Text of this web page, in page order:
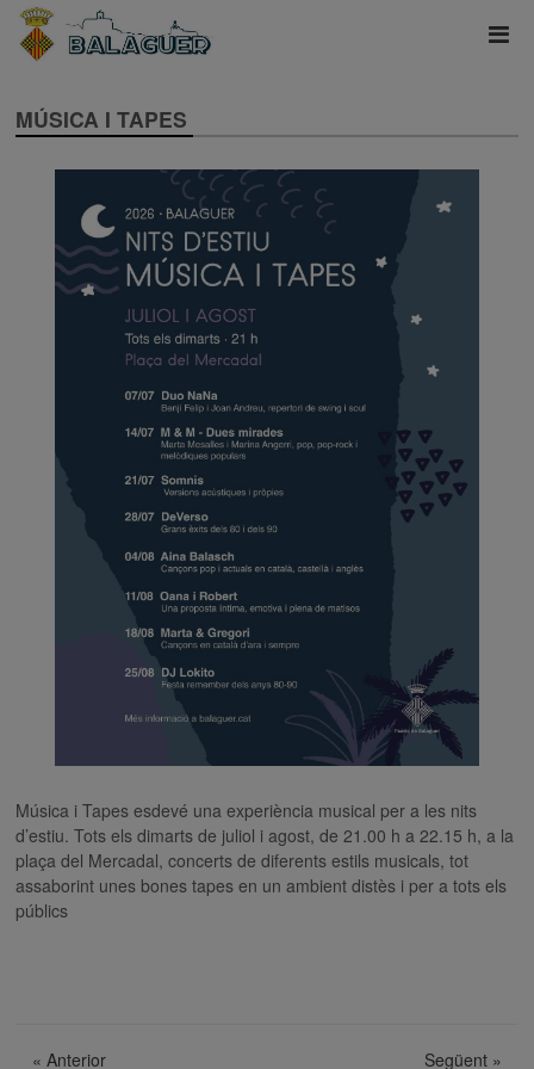
MÚSICA I TAPES
Música i Tapes esdevé una experiència musical per a les nits
d’estiu. Tots els dimarts de juliol i agost, de 21.00 h a 22.15 h, a la
plaça del Mercadal, concerts de diferents estils musicals, tot
assaborint unes bones tapes en un ambient distès i per a tots els
públics
«Anterior Següent »